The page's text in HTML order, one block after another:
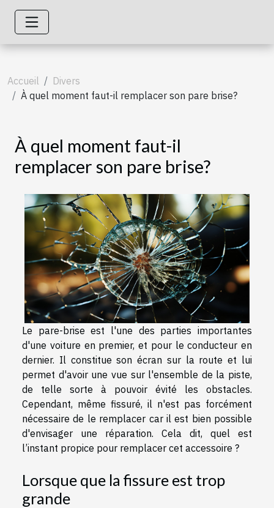
Accueil
Divers
À quel moment faut-il remplacer son pare brise?
À quel moment faut-il
remplacer son pare brise?
Le pare-brise est l'une des parties importantes
d'une voiture en premier, et pour le conducteur en
dernier. Il constitue son écran sur la route et lui
permet d'avoir une vue sur l'ensemble de la piste,
de telle sorte à pouvoir évité les obstacles.
Cependant, même fissuré, il n'est pas forcément
nécessaire de le remplacer car il est bien possible
d'envisager une réparation. Cela dit, quel est
l’instant propice pour remplacer cet accessoire ?
Lorsque que la fissure est trop
grande